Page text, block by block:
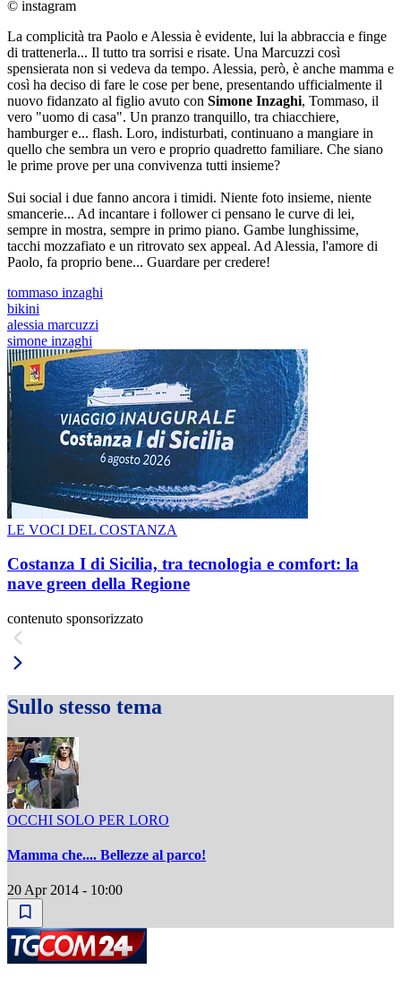
© instagram
La complicità tra Paolo e Alessia è evidente, lui la abbraccia e finge
di trattenerla... Il tutto tra sorrisi e risate. Una Marcuzzi così
spensierata non si vedeva da tempo. Alessia, però, è anche mamma e
così ha deciso di fare le cose per bene, presentando ufficialmente il
nuovo fidanzato al figlio avuto con Simone Inzaghi, Tommaso, il
vero "uomo di casa". Un pranzo tranquillo, tra chiacchiere,
hamburger e... flash. Loro, indisturbati, continuano a mangiare in
quello che sembra un vero e proprio quadretto familiare. Che siano
le prime prove per una convivenza tutti insieme?
Sui social i due fanno ancora i timidi. Niente foto insieme, niente
smancerie... Ad incantare i follower ci pensano le curve di lei,
sempre in mostra, sempre in primo piano. Gambe lunghissime,
tacchi mozzafiato e un ritrovato sex appeal. Ad Alessia, l'amore di
Paolo, fa proprio bene... Guardare per credere!
tommaso inzaghi
bikini
alessia marcuzzi
simone inzaghi
LE VOCI DEL COSTANZA
Costanza I di Sicilia, tra tecnologia e comfort: la
nave green della Regione
contenuto sponsorizzato
Sullo stesso tema
OCCHI SOLO PER LORO
Mamma che.... Bellezze al parco!
20 Apr 2014 - 10:00